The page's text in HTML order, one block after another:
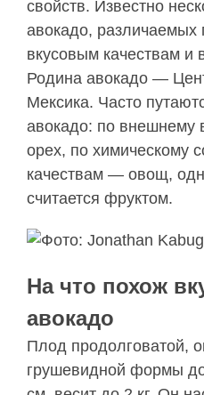
свойств. Известно
авокадо, различаемых
вкусовым качествам и
Родина авокадо —
Мексика. Часто
авокадо: по внешнему
орех, по химическому
качествам — овощ,
считается фруктом.
На что похож
авокадо
Плод продолговатой,
грушевидной формы